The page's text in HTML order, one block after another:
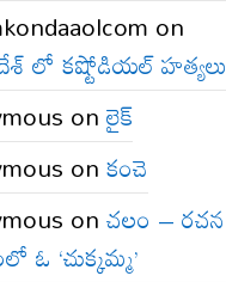
on
లో కష్టోడియల్ హత్యలు
onలైక్
onకంచె
onచలం – రచన
ఓ ‘చుక్కమ్మ’